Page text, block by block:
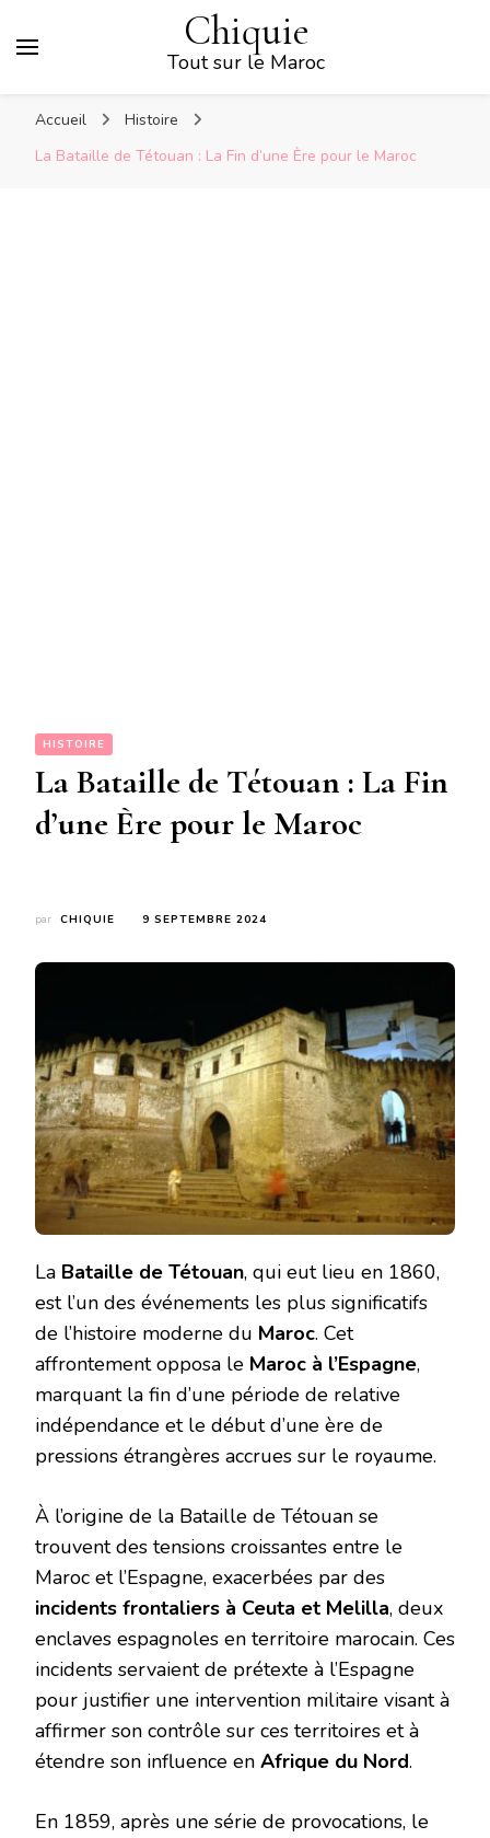
Chiquie
Tout sur le Maroc
Accueil
Histoire
La Bataille de Tétouan : La Fin d’une Ère pour le Maroc
HISTOIRE
La Bataille de Tétouan : La Fin
d’une Ère pour le Maroc
par CHIQUIE 9 SEPTEMBRE 2024
La Bataille de Tétouan, qui eut lieu en 1860,
est l’un des événements les plus significatifs
de l’histoire moderne du Maroc. Cet
affrontement opposa le Maroc à l’Espagne,
marquant la fin d’une période de relative
indépendance et le début d’une ère de
pressions étrangères accrues sur le royaume.
À l’origine de la Bataille de Tétouan se
trouvent des tensions croissantes entre le
Maroc et l’Espagne, exacerbées par des
incidents frontaliers à Ceuta et Melilla, deux
enclaves espagnoles en territoire marocain. Ces
incidents servaient de prétexte à l’Espagne
pour justifier une intervention militaire visant à
affirmer son contrôle sur ces territoires et à
étendre son influence en Afrique du Nord.
En 1859, après une série de provocations, le